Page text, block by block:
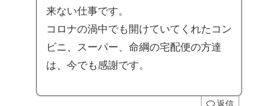
来ない仕事です。
コロナの渦中でも開けていてくれたコン
ビニ、スーパー、命綱の宅配便の方達
は、今でも感謝です。
返信